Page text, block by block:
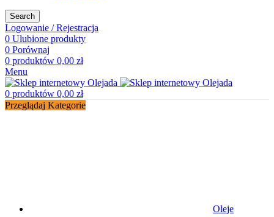
Search
Logowanie / Rejestracja
0 Ulubione produkty
0 Porównaj
0 produktów 0,00 zł
Menu
0 produktów 0,00 zł
Przeglądaj Kategorie
Oleje